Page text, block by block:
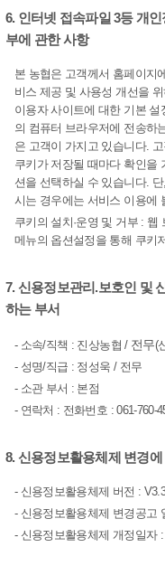
6. 인터넷 접속파일 3등 개
부에 관한 사항
본 농협은 고객께서 홈페이지
비스 제공 및 사용성 개선을 위
이용자 사이트에 대한 기본
의 컴퓨터 브라우저에 전송하
은 고객이 가지고 있습니다.
쿠키가 저장될 때마다 확인을
션을 선택하실 수 있습니다.
시는 경우에는 서비스 이용에
쿠키의 설치·운영 및 거부 :
메뉴의 옵션설정을 통해 쿠키
7. 신용정보관리.보호인 및
하는 부서
- 소속/직책 : 진상농협 / 전무(
- 성명/직급 : 정성욱 / 전무
- 소관 부서 : 본점
- 연락처 : 전화번호 : 061-760-
8. 신용정보활용체제 변경
- 신용정보활용체제 버전 : V3.3
- 신용정보활용체제 변경공고
- 신용정보활용체제 개정일자 :